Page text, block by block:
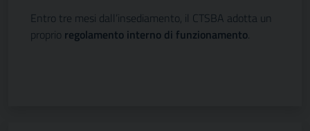
Entro tre mesi dall’insediamento, il CTSBA adotta un
proprio regolamento interno di funzionamento.